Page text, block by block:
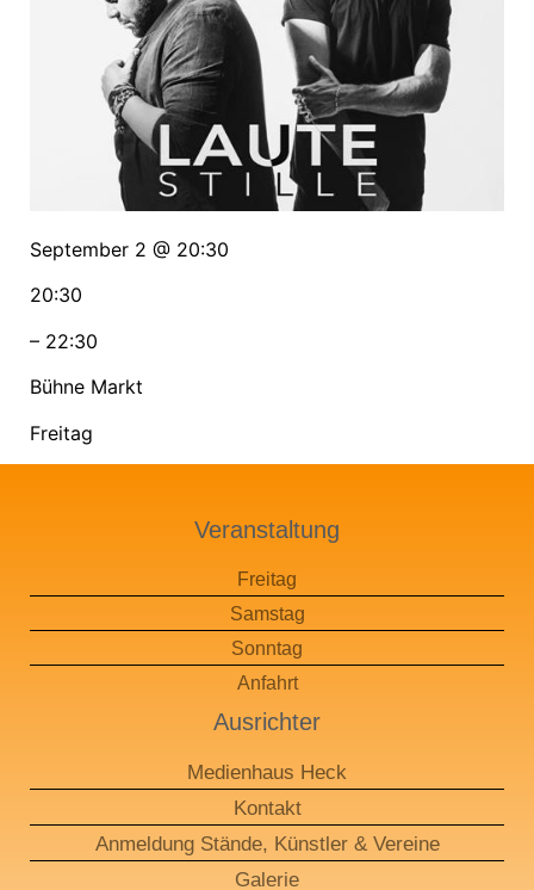
September 2 @ 20:30
20:30
– 22:30
Bühne Markt
Freitag
Veranstaltung
Freitag
Samstag
Sonntag
Anfahrt
Ausrichter
Medienhaus Heck
Kontakt
Anmeldung Stände, Künstler & Vereine​
Galerie